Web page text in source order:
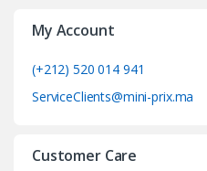
My Account
(+212) 520 014 941
ServiceClients@mini-prix.ma
Customer Care